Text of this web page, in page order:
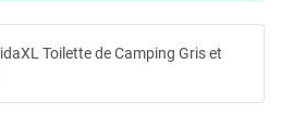
Toilette de Camping Gris et